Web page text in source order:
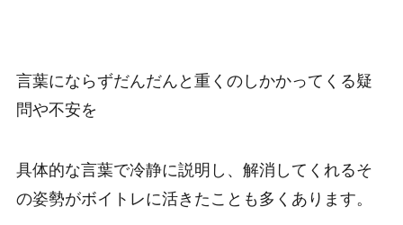
言葉にならずだんだんと重くのしかかってくる疑
問や不安を
具体的な言葉で冷静に説明し、解消してくれるそ
の姿勢がボイトレに活きたことも多くあります。